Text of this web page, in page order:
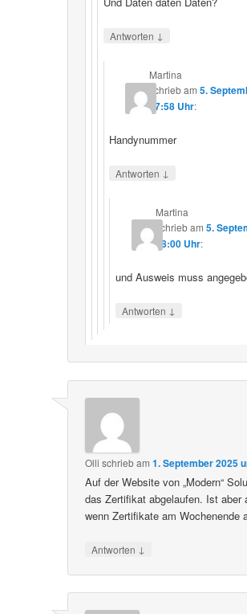
Antworten ↓
Martina
schriebam5.
17:58 Uhr:
Handynummer
Antworten ↓
Martina
schriebam 5.
18:00 Uhr:
und Ausweis muss
Antworten ↓
Olli schriebam1. September 2025
Auf der Website von „Modern“
das Zertifikat abgelaufen. Ist aber
wenn Zertifikate am Wochenende
Antworten ↓